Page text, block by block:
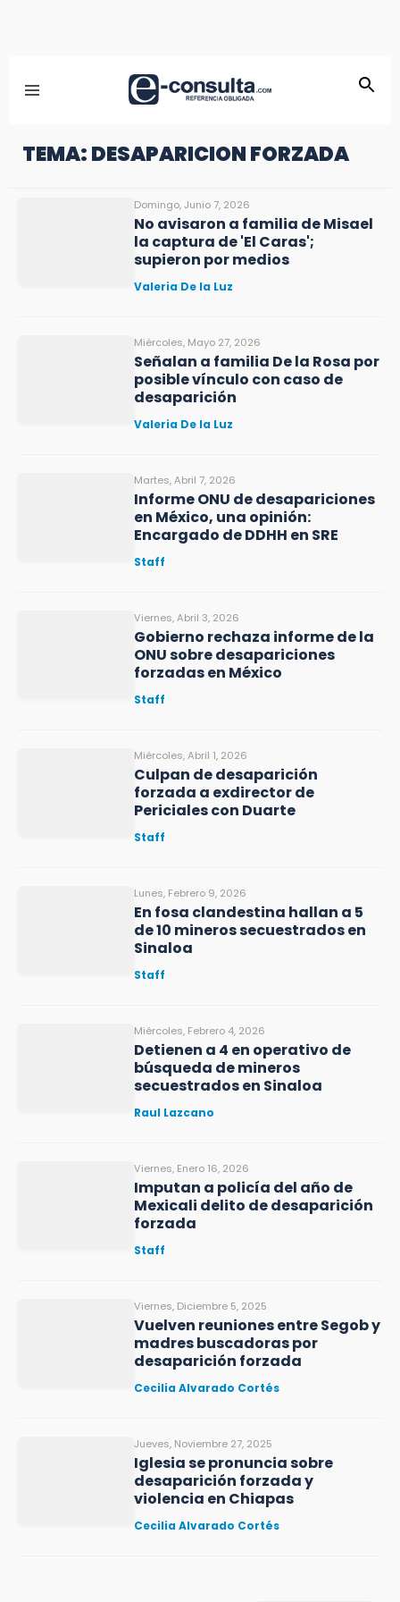
TEMA: DESAPARICION FORZADA
Domingo, Junio 7, 2026
No avisaron a familia de Misael
la captura de 'El Caras';
supieron por medios
Valeria De la Luz
Miércoles, Mayo 27, 2026
Señalan a familia De la Rosa por
posible vínculo con caso de
desaparición
Valeria De la Luz
Martes, Abril 7, 2026
Informe ONU de desapariciones
en México, una opinión:
Encargado de DDHH en SRE
Staff
Viernes, Abril 3, 2026
Gobierno rechaza informe de la
ONU sobre desapariciones
forzadas en México
Staff
Miércoles, Abril 1, 2026
Culpan de desaparición
forzada a exdirector de
Periciales con Duarte
Staff
Lunes, Febrero 9, 2026
En fosa clandestina hallan a 5
de 10 mineros secuestrados en
Sinaloa
Staff
Miércoles, Febrero 4, 2026
Detienen a 4 en operativo de
búsqueda de mineros
secuestrados en Sinaloa
Raul Lazcano
Viernes, Enero 16, 2026
Imputan a policía del año de
Mexicali delito de desaparición
forzada
Staff
Viernes, Diciembre 5, 2025
Vuelven reuniones entre Segob y
madres buscadoras por
desaparición forzada
Cecilia Alvarado Cortés
Jueves, Noviembre 27, 2025
Iglesia se pronuncia sobre
desaparición forzada y
violencia en Chiapas
Cecilia Alvarado Cortés